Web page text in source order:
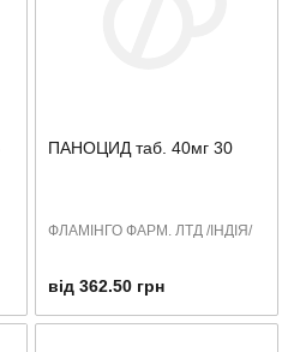
ПАНОЦИД таб. 40мг 30
ФЛАМІНГО ФАРМ. ЛТД /ІНДІЯ/
від 362.50 грн